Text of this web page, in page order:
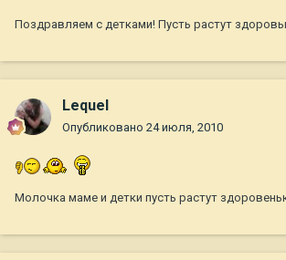
Поздравляем с детками! Пусть растут
Lequel
Опубликовано 24 июля, 2010
Молочка маме и детки пусть растут